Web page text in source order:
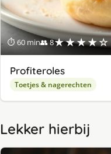
⏱ 60 min👥 8★★★★☆
Profiteroles
Toetjes & nagerechten
Lekker hierbij